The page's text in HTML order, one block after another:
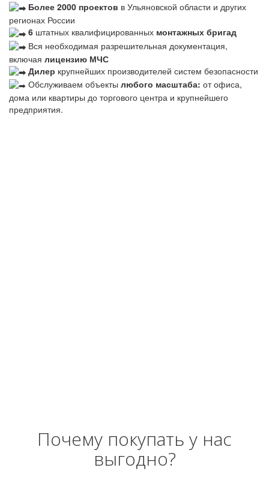
Более 2000 проектов в Ульяновской области и других
регионах России
6 штатных квалифицированных монтажных бригад
Вся необходимая разрешительная документация,
включая лицензию МЧС
Дилер крупнейших производителей систем безопасности
Обслуживаем объекты любого масштаба: от офиса,
дома или квартиры до торгового центра и крупнейшего
предприятия.
Почему покупать у нас
выгодно?